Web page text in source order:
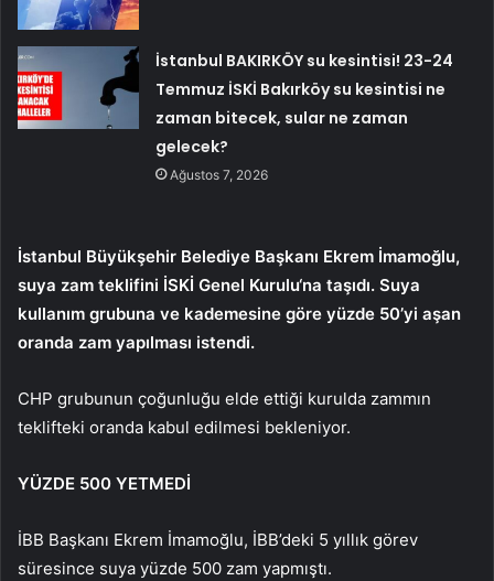
İstanbul BAKIRKÖY su kesintisi! 23-24
Temmuz İSKİ Bakırköy su kesintisi ne
zaman bitecek, sular ne zaman
gelecek?
Ağustos 7, 2026
İstanbul Büyükşehir Belediye Başkanı Ekrem İmamoğlu,
suya zam teklifini İSKİ Genel Kurulu‘na taşıdı. Suya
kullanım grubuna ve kademesine göre yüzde 50’yi aşan
oranda zam yapılması istendi.
CHP grubunun çoğunluğu elde ettiği kurulda zammın
teklifteki oranda kabul edilmesi bekleniyor.
YÜZDE 500 YETMEDİ
İBB Başkanı Ekrem İmamoğlu, İBB’deki 5 yıllık görev
süresince suya yüzde 500 zam yapmıştı.